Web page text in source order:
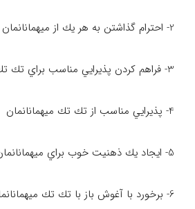
2- احترام گذاشتن به هر يك از ميهمانانمان
3- فراهم كردن پذيرايي مناسب براي تك تك ميهمانانمان
4- پذيرايي مناسب از تك تك ميهمانانمان
5- ايجاد يك ذهنيت خوب براي ميهمانانمان
6- برخورد با آغوش باز با تك تك ميهمانانمان